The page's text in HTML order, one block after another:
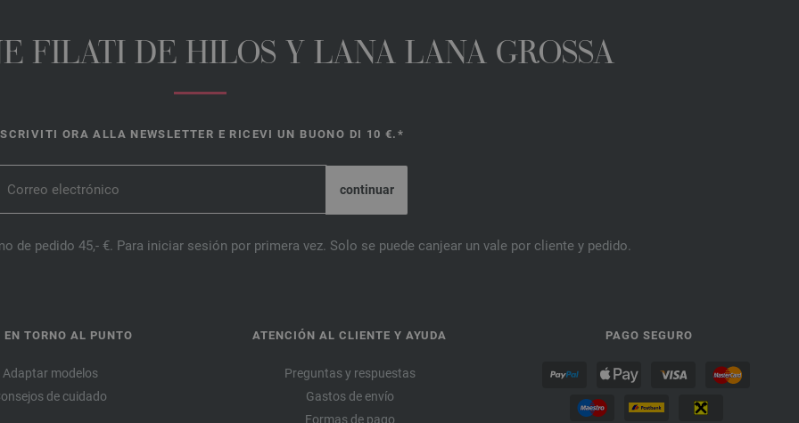
FILATI DE HILOS Y LANA LANA GROSSA
ORA ALLA NEWSLETTER E RICEVI UN BUONO DI 10 €.*
de pedido 45,- €. Para iniciar sesión por primera vez. Solo se puede canjear un vale por cliente y pedido.
EN TORNO AL PUNTO
Adaptar modelos
de cuidado
ATENCIÓN AL CLIENTE Y AYUDA
Preguntas y respuestas
Gastos de envío
Formas de pago
PAGO SEGURO